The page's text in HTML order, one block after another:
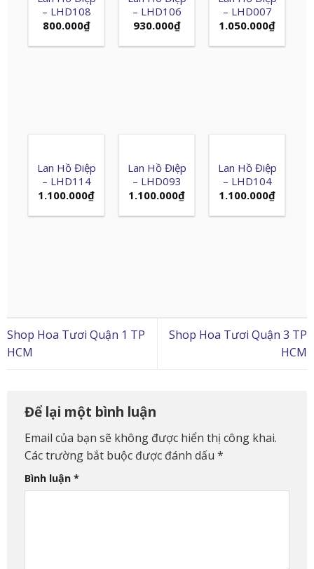
– LHD108
800.000₫
– LHD106
930.000₫
– LHD007
1.050.000₫
Lan Hồ Điệp
– LHD114
1.100.000₫
Lan Hồ Điệp
– LHD093
1.100.000₫
Lan Hồ Điệp
– LHD104
1.100.000₫
Shop Hoa Tươi Quận 1 TP
HCM
Shop Hoa Tươi Quận 3 TP
HCM
Để lại một bình luận
Email của bạn sẽ không được hiển thị công khai.
Các trường bắt buộc được đánh dấu *
Bình luận *